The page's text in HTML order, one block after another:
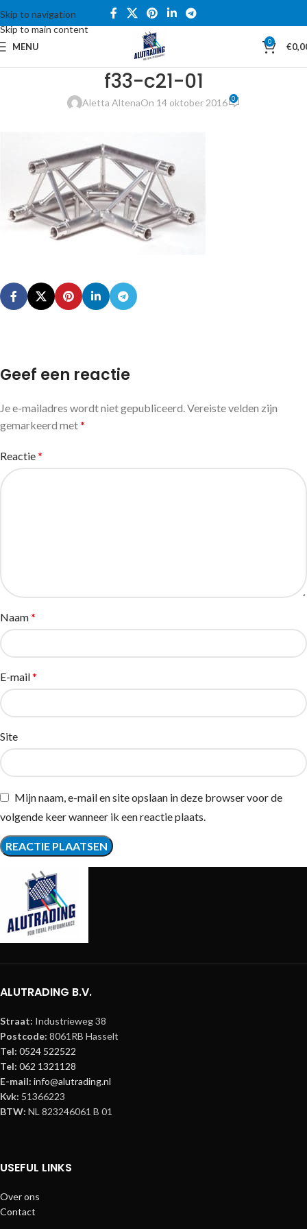
Skip to navigation
Skip to main content
MENU 0 €
f33-c21-01
Aletta AltenaOn 14 oktober 2016 0
Geef een reactie
Je e-mailadres wordt niet gepubliceerd.Vereiste velden zijn
gemarkeerd met*
Reactie*
Naam*
E-mail*
Site
Mijn naam, e-mail en site opslaan in deze browser voor de
volgende keer wanneer ik een reactie plaats.
ALUTRADING B.V.
Straat: Industrieweg 38
Postcode: 8061RB Hasselt
Tel: 0524 522522
Tel: 062 1321128
E-mail: info@alutrading.nl
Kvk: 51366223
BTW: NL 823246061 B 01
USEFUL LINKS
Over ons
Contact